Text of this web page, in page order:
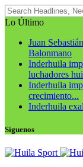
Lo Último
Juan
Balonmano
Inderhuila
luchadores
Inderhuila
crecimiento...
Inderhuila
Síguenos